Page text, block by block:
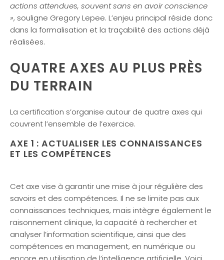
actions attendues, souvent sans en avoir conscience
», souligne Gregory Lepee. L’enjeu principal réside donc
dans la formalisation et la traçabilité des actions déjà
réalisées.
QUATRE AXES AU PLUS PRÈS
DU TERRAIN
La certification s’organise autour de quatre axes qui
couvrent l’ensemble de l’exercice.
AXE 1 : ACTUALISER LES CONNAISSANCES
ET LES COMPÉTENCES
Cet axe vise à garantir une mise à jour régulière des
savoirs et des compétences. Il ne se limite pas aux
connaissances techniques, mais intègre également le
raisonnement clinique, la capacité à rechercher et
analyser l’information scientifique, ainsi que des
compétences en management, en numérique ou